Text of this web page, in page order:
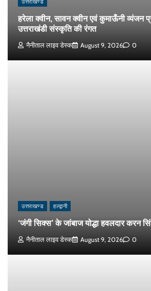
उत्तराखण्ड
हरेला क्वीन, सावन क्वीन एवं कुमाऊँनी व्यंजन
उत्तराखंडी संस्कृति की रंगत
नैनीताल लाइव डेस्क August 9, 2026 0
उत्तराखण्ड हल्द्वानी
‘जंगी सिक्स’ के जांबाज योद्धा हवलदार करन
नैनीताल लाइव डेस्क August 9, 2026 0